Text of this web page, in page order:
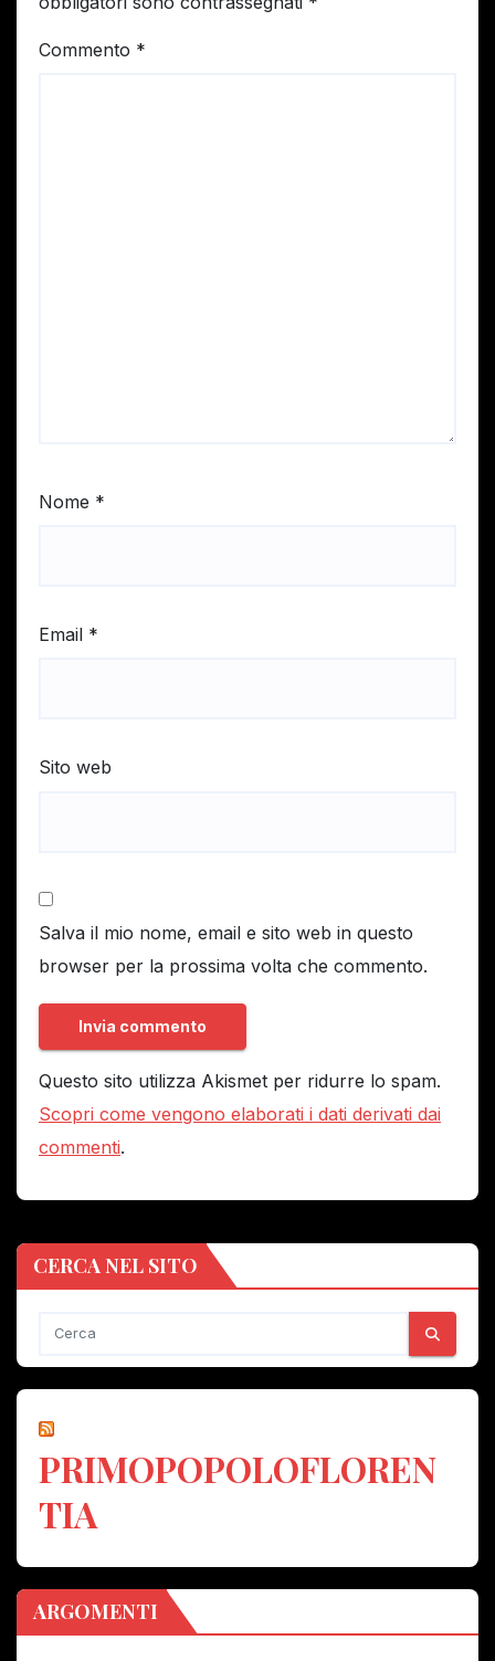
Commento *
Nome *
Email *
Sito web
Salva il mio nome, email e sito web in questo
browser per la prossima volta che commento.
Questo sito utilizza Akismet per ridurre lo spam.
Scopri come vengono elaborati i dati derivati dai
commenti.
CERCA NEL SITO
PRIMOPOPOLOFLOREN
TIA
ARGOMENTI